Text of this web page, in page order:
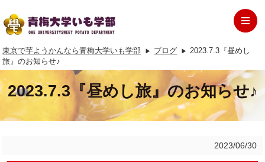
東京で芋ようかんなら青梅大学いも学部 ブログ
2023.7.3『昼めし
旅』のお知らせ♪
2023.7.3『昼めし旅』のお知らせ♪
2023/06/30